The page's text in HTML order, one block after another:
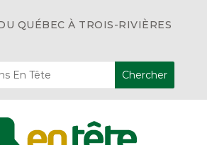
QUÉBEC À TROIS-RIVIÈRES